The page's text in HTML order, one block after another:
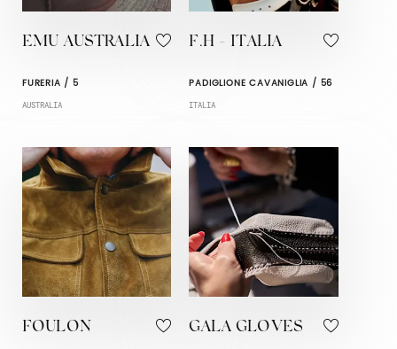
EMU AUSTRALIA
FURERIA / 5
AUSTRALIA
F.H - ITALIA
PADIGLIONE CAVANIGLIA / 56
ITALIA
FOULON GALA GLOVES